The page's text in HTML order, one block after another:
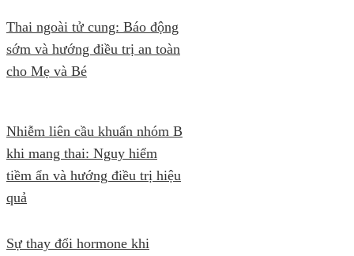
Thai ngoài tử cung: Báo động
sớm và hướng điều trị an toàn
cho Mẹ và Bé
Nhiễm liên cầu khuẩn nhóm B
khi mang thai: Nguy hiểm
tiềm ẩn và hướng điều trị hiệu
quả
Sự thay đổi hormone khi